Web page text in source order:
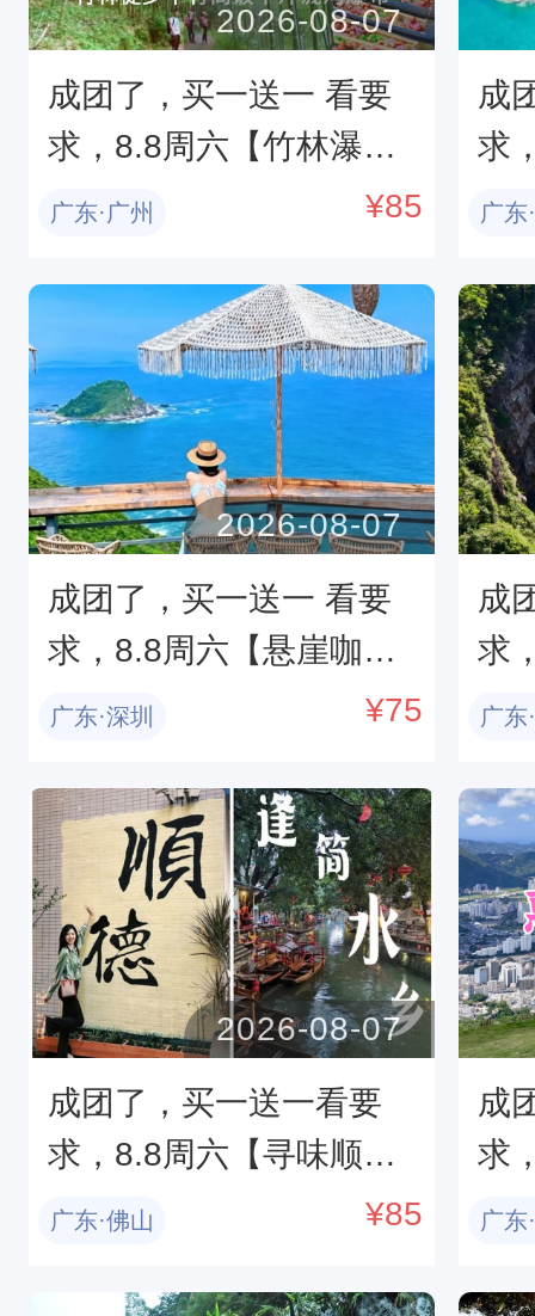
成团了，买一送一 看要
求，8.8周六【竹林瀑布
+竹筒饭】转发后59元
饭 看大瀑布 古村烟火集
市
2026-08-07
广东·广州 ¥85
成
求
惠
广东
成团了，买一送一 看要
求，8.8周六【悬崖咖啡
厅+萤火虫】悬崖咖啡Ba
社区夏夜浪漫萤火
2026-08-07
广东·深圳 ¥75
成
求
+
文
广东
成团了，买一送一看要
求，8.8周六【寻味顺
德】65元起，顺德逢简
园，华盖路美食街。
2026-08-07
广东·佛山 ¥85
成
求
山
湾
广东